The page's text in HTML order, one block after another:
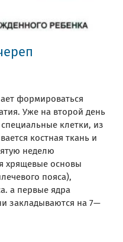
формироваться
Уже на второй день
клетки, из
костная ткань и
неделю
хрящевые основы
пояса),
а первые ядра
закладываются на 7—